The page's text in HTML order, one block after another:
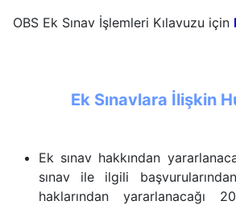
OBS Ek Sınav İşlemleri Kılavuzu için
Ek Sınavlara İlişkin
Ek sınav hakkından
sınav ile ilgili
haklarından yararlanacağı